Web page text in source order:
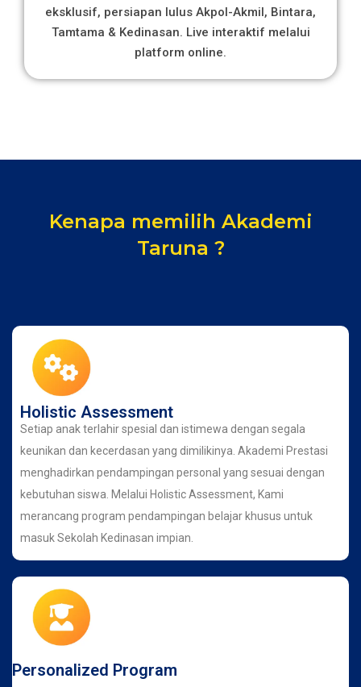
eksklusif, persiapan lulus Akpol-Akmil, Bintara,
Tamtama & Kedinasan. Live interaktif melalui
platform online.
Kenapa memilih Akademi
Taruna ?
Holistic Assessment
Setiap anak terlahir spesial dan istimewa dengan segala
keunikan dan kecerdasan yang dimilikinya. Akademi Prestasi
menghadirkan pendampingan personal yang sesuai dengan
kebutuhan siswa. Melalui Holistic Assessment, Kami
merancang program pendampingan belajar khusus untuk
masuk Sekolah Kedinasan impian.
Personalized Program